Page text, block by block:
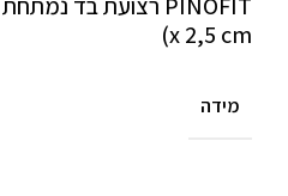
x 2,5 cm)
מידה